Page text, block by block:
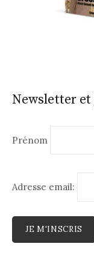
Newsletter et
Prénom
Adresse email: